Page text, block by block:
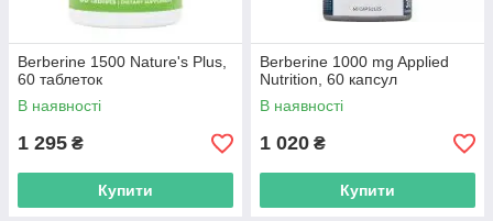
Berberine 1500 Nature's Plus,
60 таблеток
В наявності
1 295 ₴
Купити
Berberine 1000 mg Applied
Nutrition, 60 капсул
В наявності
1 020 ₴
Купити